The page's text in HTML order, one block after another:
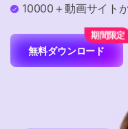
【簡単
AI 機能
オンラ
動画・
操作ガイド
動画関連のコツ
特集ページ
サポート
10000＋動画サイト
無料ダウンロード